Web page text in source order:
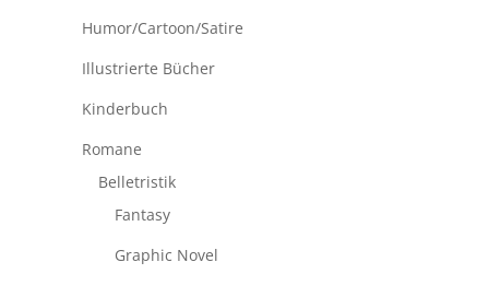
Humor/Cartoon/Satire
Illustrierte Bücher
Kinderbuch
Romane
Belletristik
Fantasy
Graphic Novel